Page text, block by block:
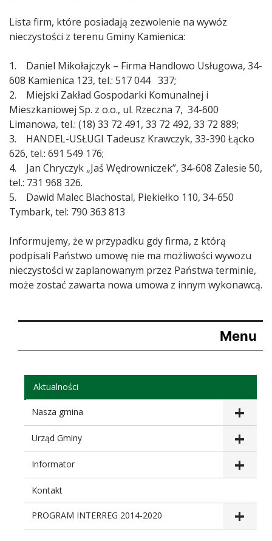
Lista firm, które posiadają zezwolenie na wywóz
nieczystości z terenu Gminy Kamienica:
1. Daniel Mikołajczyk – Firma Handlowo Usługowa, 34-
608 Kamienica 123, tel.: 517 044 337;
2. Miejski Zakład Gospodarki Komunalnej i
Mieszkaniowej Sp. z o.o., ul. Rzeczna 7, 34-600
Limanowa, tel.: (18) 33 72 491, 33 72 492, 33 72 889;
3. HANDEL-USŁUGI Tadeusz Krawczyk, 33-390 Łącko
626, tel.: 691 549 176;
4. Jan Chryczyk „Jaś Wędrowniczek”, 34-608 Zalesie 50,
tel.: 731 968 326.
5. Dawid Malec Blachostal, Piekiełko 110, 34-650
Tymbark, tel: 790 363 813
Informujemy, że w przypadku gdy firma, z którą
podpisali Państwo umowę nie ma możliwości wywozu
nieczystości w zaplanowanym przez Państwa terminie,
może zostać zawarta nowa umowa z innym wykonawcą.
Menu
Aktualności
Nasza gmina
Urząd Gminy
Informator
Kontakt
PROGRAM INTERREG 2014-2020